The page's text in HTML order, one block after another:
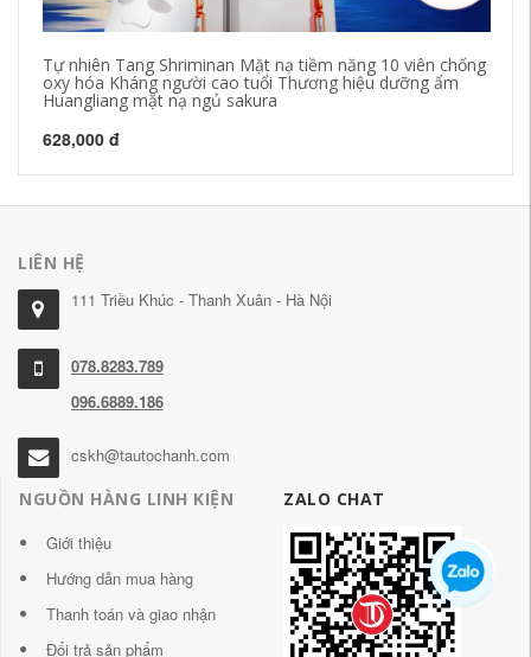
Tự nhiên Tang Shriminan Mặt nạ tiềm năng 10 viên chống
oxy hóa Kháng người cao tuổi Thương hiệu dưỡng ẩm
Huangliang mặt nạ ngủ sakura
628,000 đ
LIÊN HỆ
111 Triều Khúc - Thanh Xuân - Hà Nội
078.8283.789
096.6889.186
cskh@tautochanh.com
NGUỒN HÀNG LINH KIỆN
Giới thiệu
Hướng dẫn mua hàng
Thanh toán và giao nhận
Đổi trả sản phẩm
ZALO CHAT